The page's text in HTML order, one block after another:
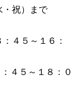
・祝）まで
４５～１６：
：０